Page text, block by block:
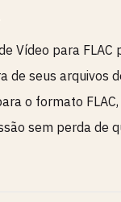
Vídeo para
de seus arquivos
o formato
sem perda de